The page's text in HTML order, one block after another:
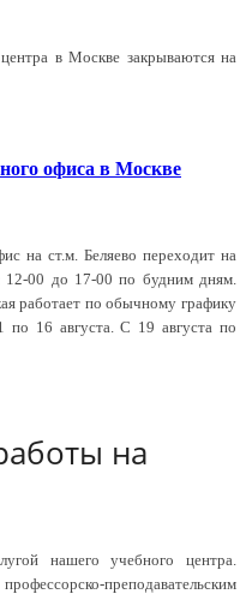
в Москве закрываются на
офиса в Москве
на ст.м. Беляево переходит на
00 до 17-00 по будним дням.
работает по обычному графику
по 16 августа. С 19 августа по
на
нашего учебного центра.
преподавательским